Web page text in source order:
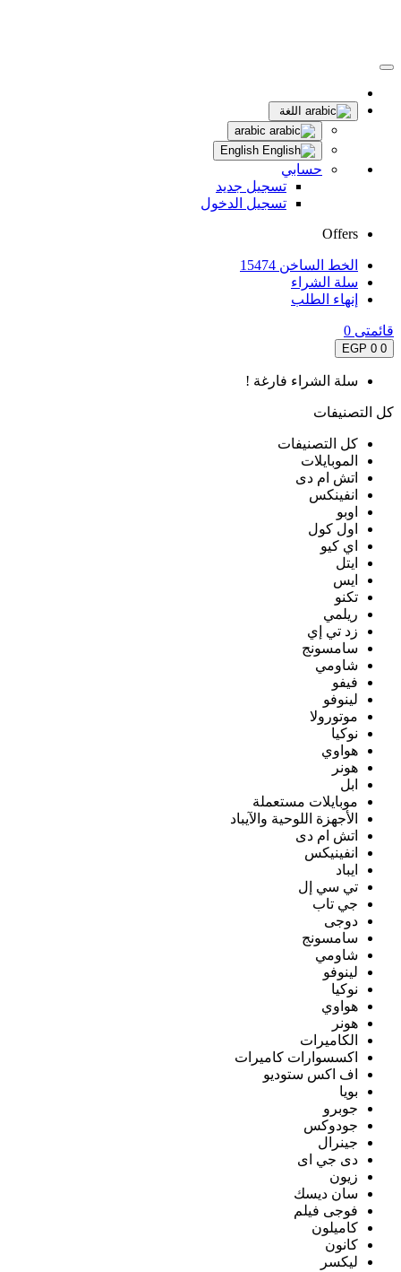
اللغة
حسابي
تسجيل جديد
تسجيل الدخول
Offers
الخط الساخن 15474
سلة الشراء
إنهاء الطلب
قائمتى 0
0
0 EGP
سلة الشراء فارغة !
كل التصنيفات
كل التصنيفات
الموبايلات
اتش ام دى
انفينكس
اوبو
اول كول
اي كيو
ايتل
ايس
تكنو
ريلمي
زد تي إي
سامسونج
شاومي
فيفو
لينوفو
موتورولا
نوكيا
هواوي
هونر
ابل
موبايلات مستعملة
الأجهزة اللوحية والآيباد
اتش ام دى
انفينيكس
ايباد
تي سي إل
جي تاب
دوجى
سامسونج
شاومي
لينوفو
نوكيا
هواوي
هونر
الكاميرات
اكسسوارات كاميرات
اف اكس ستوديو
بويا
جوبرو
جودوكس
جينرال
دى جي اى
زيون
سان ديسك
فوجى فيلم
كاميلون
كانون
ليكسر